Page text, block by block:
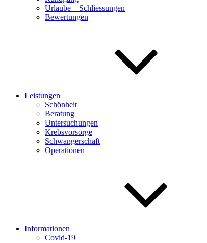
Urlaube – Schliessungen
Bewertungen
Leistungen
Schönheit
Beratung
Untersuchungen
Krebsvorsorge
Schwangerschaft
Operationen
Informationen
Covid-19